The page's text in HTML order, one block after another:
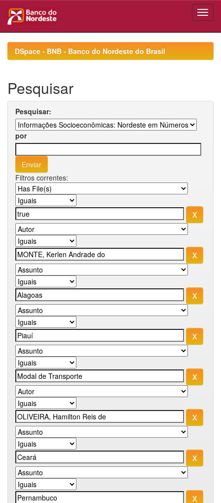
navigationDSpace - BNB - Banco do Nordeste do Brasil
Pesquisar
Pesquisar:
por
Filtros correntes: